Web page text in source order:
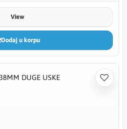
View
Dodaj u korpu